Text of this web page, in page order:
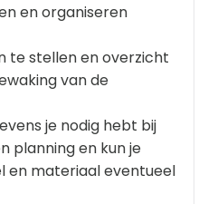
en organiseren
te stellen en overzicht
van de
je nodig hebt bij
planning en kun je
en materiaal eventueel